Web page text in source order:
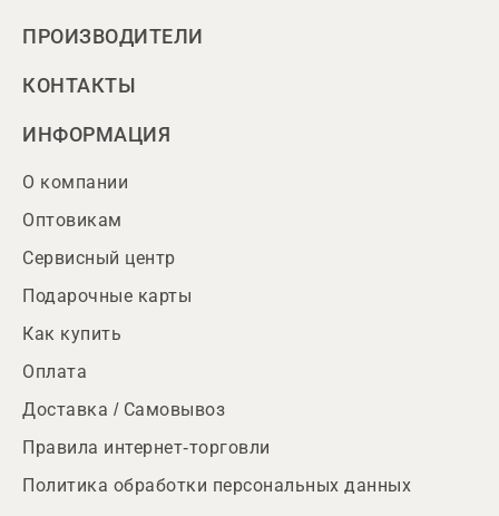
ПРОИЗВОДИТЕЛИ
КОНТАКТЫ
ИНФОРМАЦИЯ
О компании
Оптовикам
Сервисный центр
Подарочные карты
Как купить
Оплата
Доставка / Самовывоз
Правила интернет-торговли
Политика обработки персональных данных